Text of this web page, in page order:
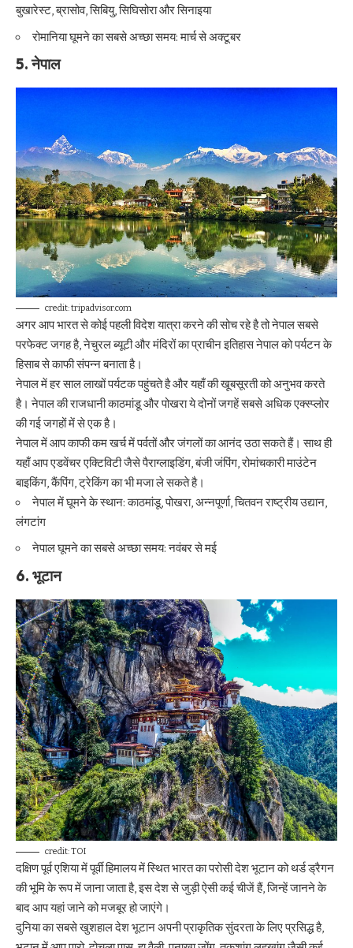
बुखारेस्ट, ब्रासोव, सिबियु, सिघिसोरा और सिनाइया
रोमानिया घूमने का सबसे अच्छा समय: मार्च से अक्टूबर
5. नेपाल
credit: tripadvisor.com
अगर आप भारत से कोई पहली विदेश यात्रा करने की सोच रहे है तो नेपाल सबसे
परफेक्ट जगह है, नेचुरल ब्‍यूटी और मंदिरों का प्राचीन इतिहास नेपाल को पर्यटन के
हिसाब से काफी संपन्‍न बनाता है।
नेपाल में हर साल लाखों पर्यटक पहुंचते है और यहाँ की खूबसूरती को अनुभव करते
है। नेपाल की राजधानी काठमांडू और पोखरा ये दोनों जगहें सबसे अधिक एक्स्प्लोर
की गई जगहों में से एक है।
नेपाल में आप काफी कम खर्च में पर्वतों और जंगलों का आनंद उठा सकते हैं। साथ ही
यहाँ आप एडवेंचर एक्टिविटी जैसे पैराग्लाइडिंग, बंजी जंपिंग, रोमांचकारी माउंटेन
बाइकिंग, कैंपिंग, ट्रेकिंग का भी मजा ले सकते है।
नेपाल में घूमने के स्थान: काठमांडू, पोखरा, अन्नपूर्णा, चितवन राष्ट्रीय उद्यान,
लंगटांग
नेपाल घूमने का सबसे अच्छा समय: नवंबर से मई
6. भूटान
credit: TOI
दक्षिणपूर्व एशिया में पूर्वी हिमालय में स्थित भारत का परोसी देश भूटान को थर्ड ड्रैगन
की भूमि के रूप में जाना जाता है, इस देश से जुड़ी ऐसी कई चीजें हैं, जिन्हें जानने के
बाद आप यहां जाने को मजबूर हो जाएंगे।
दुनिया का सबसे खुशहाल देश भूटान अपनी प्राकृतिक सुंदरता के लिए प्रसिद्ध है,